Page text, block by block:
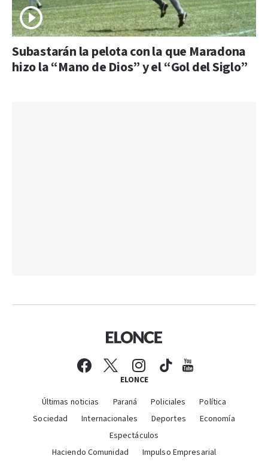
Subastarán la pelota con la que Maradona
hizo la “Mano de Dios” y el “Gol del Siglo”
ELONCE
Últimas noticias Paraná Policiales
Política
Sociedad
Internacionales Deportes
Economía
Espectáculos
Haciendo Comunidad
Impulso Empresarial